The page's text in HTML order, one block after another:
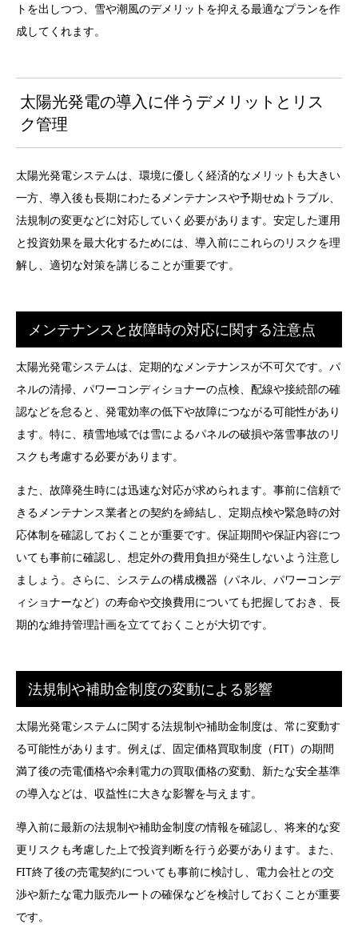
トを出しつつ、雪や潮風のデメリットを抑える最適なプランを作
成してくれます。
太陽光発電の導入に伴うデメリットとリス
ク管理
太陽光発電システムは、環境に優しく経済的なメリットも大きい
一方、導入後も長期にわたるメンテナンスや予期せぬトラブル、
法規制の変更などに対応していく必要があります。安定した運用
と投資効果を最大化するためには、導入前にこれらのリスクを理
解し、適切な対策を講じることが重要です。
メンテナンスと故障時の対応に関する注意点
太陽光発電システムは、定期的なメンテナンスが不可欠です。パ
ネルの清掃、パワーコンディショナーの点検、配線や接続部の確
認などを怠ると、発電効率の低下や故障につながる可能性があり
ます。特に、積雪地域では雪によるパネルの破損や落雪事故のリ
スクも考慮する必要があります。
また、故障発生時には迅速な対応が求められます。事前に信頼で
きるメンテナンス業者との契約を締結し、定期点検や緊急時の対
応体制を確認しておくことが重要です。保証期間や保証内容につ
いても事前に確認し、想定外の費用負担が発生しないよう注意し
ましょう。さらに、システムの構成機器（パネル、パワーコンデ
ィショナーなど）の寿命や交換費用についても把握しておき、長
期的な維持管理計画を立てておくことが大切です。
法規制や補助金制度の変動による影響
太陽光発電システムに関する法規制や補助金制度は、常に変動す
る可能性があります。例えば、固定価格買取制度（FIT）の期間
満了後の売電価格や余剰電力の買取価格の変動、新たな安全基準
の導入などは、収益性に大きな影響を与えます。
導入前に最新の法規制や補助金制度の情報を確認し、将来的な変
更リスクも考慮した上で投資判断を行う必要があります。また、
FIT終了後の売電契約についても事前に検討し、電力会社との交
渉や新たな電力販売ルートの確保などを検討しておくことが重要
です。